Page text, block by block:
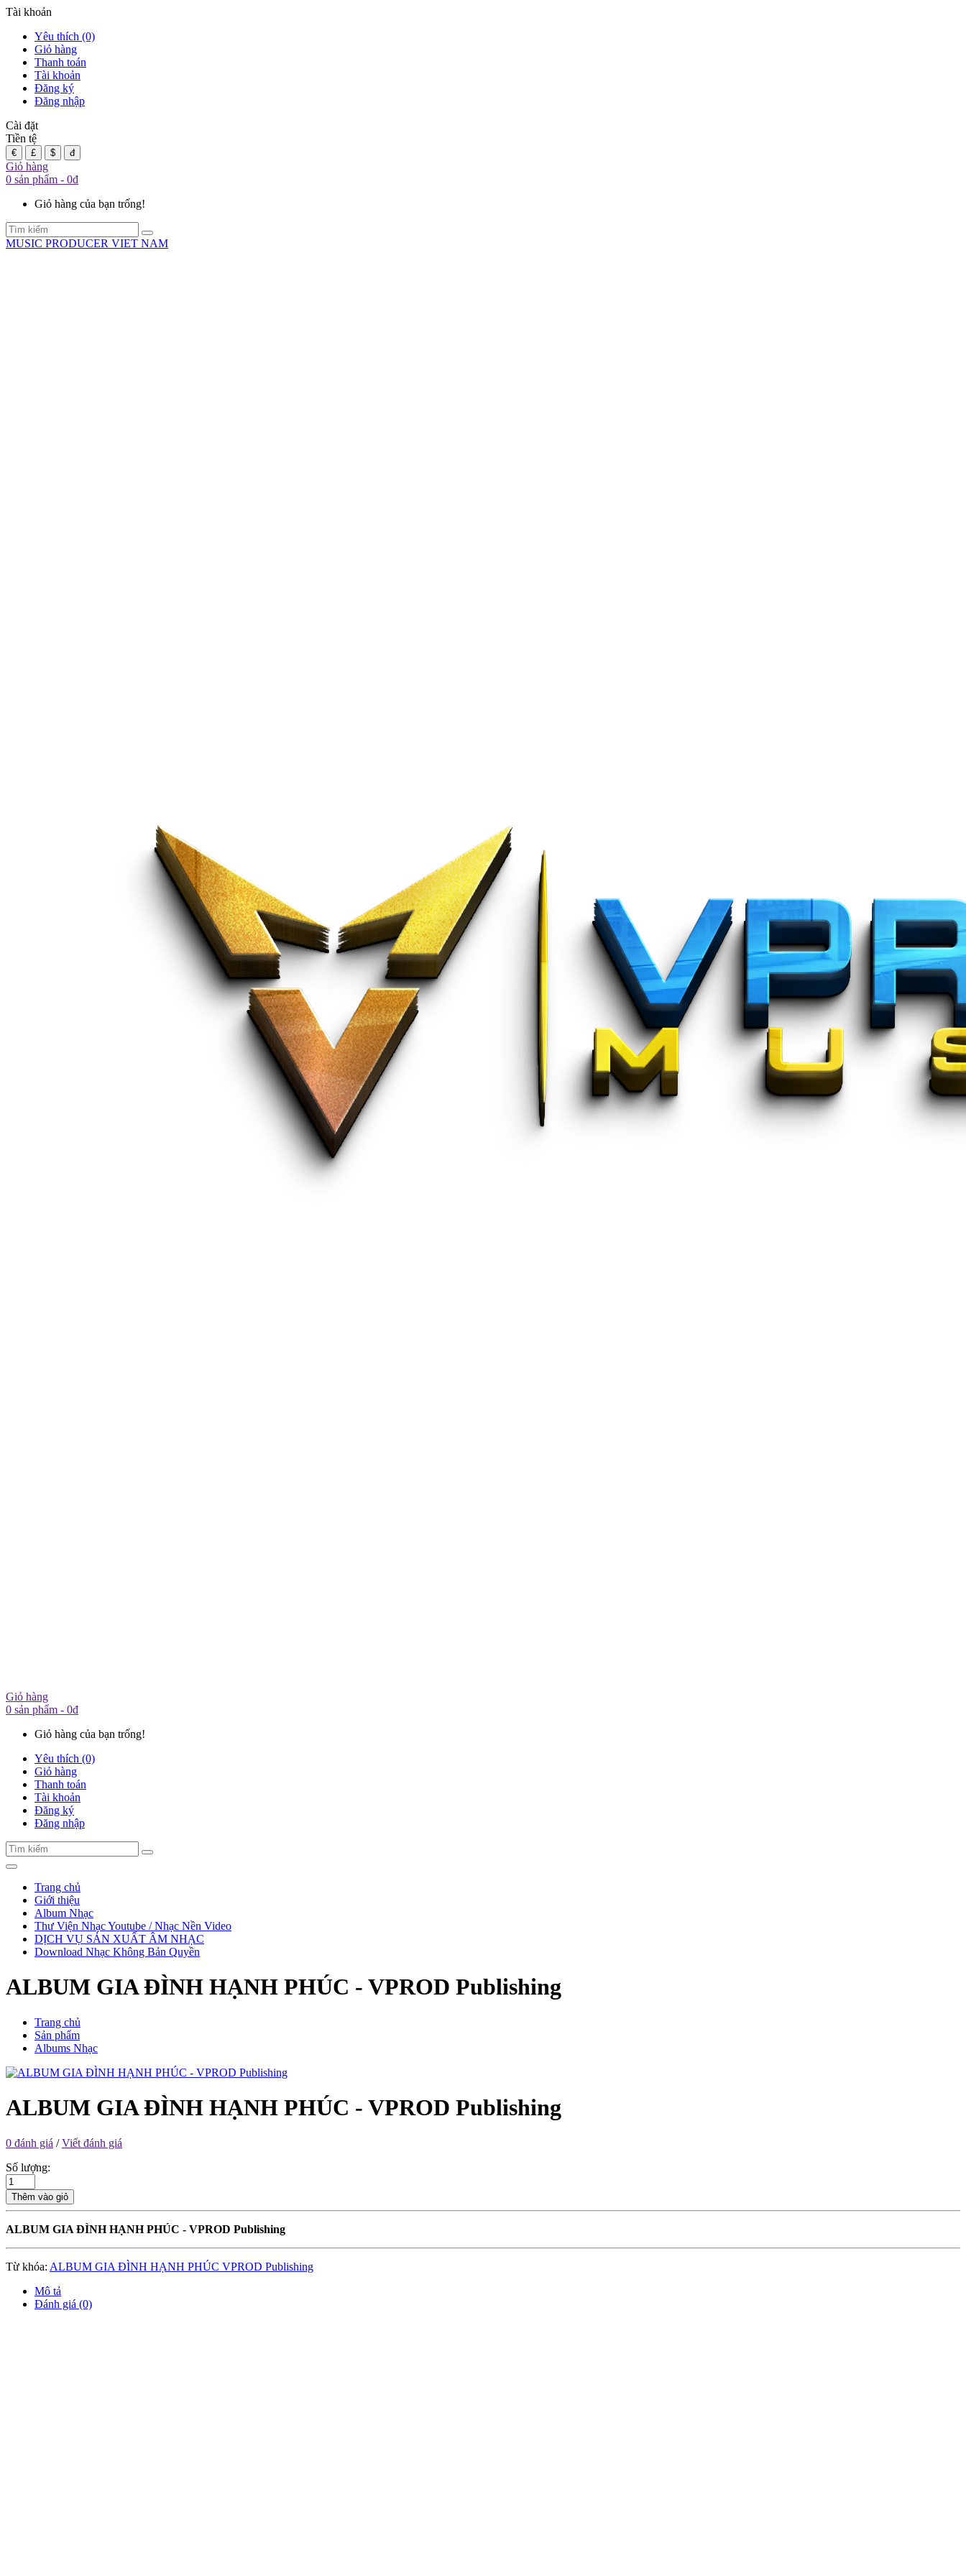
Tài khoản
Yêu thích (0)
Giỏ hàng
Thanh toán
Tài khoản
Đăng ký
Đăng nhập
Cài đặt
Tiền tệ
€ £ $ đ
Giỏ hàng
0 sản phẩm - 0đ
Giỏ hàng của bạn trống!
MUSIC PRODUCER VIET NAM
Giỏ hàng
0 sản phẩm - 0đ
Giỏ hàng của bạn trống!
Yêu thích (0)
Giỏ hàng
Thanh toán
Tài khoản
Đăng ký
Đăng nhập
Trang chủ
Giới thiệu
Album Nhạc
Thư Viện Nhạc Youtube / Nhạc Nền Video
DỊCH VỤ SẢN XUẤT ÂM NHẠC
Download Nhạc Không Bản Quyền
ALBUM GIA ĐÌNH HẠNH PHÚC - VPROD Publishing
Trang chủ
Sản phẩm
Albums Nhạc
ALBUM GIA ĐÌNH HẠNH PHÚC - VPROD Publishing
0 đánh giá /Viết đánh giá
Số lượng:
Thêm vào giỏ
ALBUM GIA ĐÌNH HẠNH PHÚC - VPROD Publishing
Từ khóa: ALBUM GIA ĐÌNH HẠNH PHÚC VPROD Publishing
Mô tả
Đánh giá (0)